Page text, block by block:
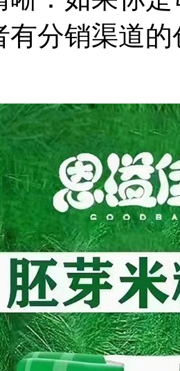
有分销渠道